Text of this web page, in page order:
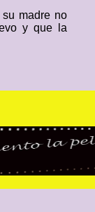
madre no
y que la